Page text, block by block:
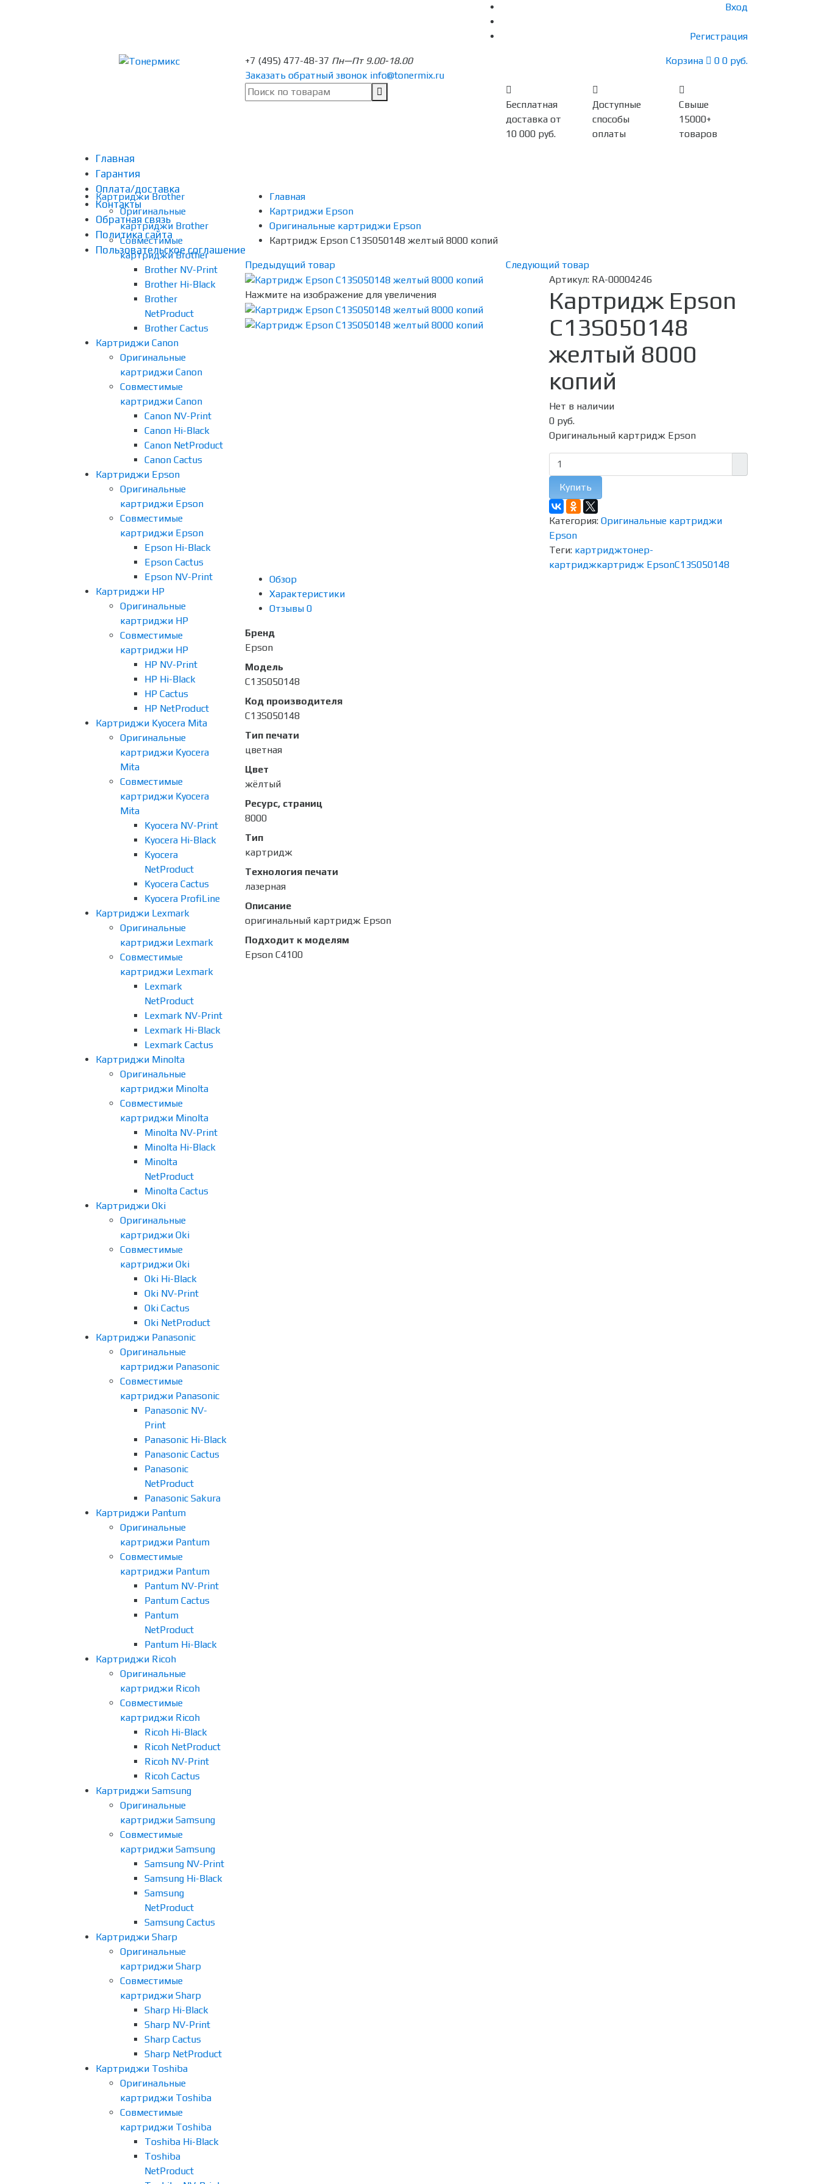
Вход
Регистрация
+7 (495) 477-48-37 Пн—Пт 9.00-18.00
Заказать обратный звонок info@tonermix.ru
Корзина 0 0 руб.
Бесплатная
доставка от
10 000 руб.
Доступные
способы
оплаты
Свыше
15000+
товаров
Главная
Гарантия
Оплата/доставка
Контакты
Обратная связь
Политика сайта
Пользовательское соглашение
Картриджи Brother
Оригинальные
картриджи Brother
Совместимые
картриджи Brother
Brother NV-Print
Brother Hi-Black
Brother
NetProduct
Brother Cactus
Картриджи Canon
Оригинальные
картриджи Canon
Совместимые
картриджи Canon
Canon NV-Print
Canon Hi-Black
Canon NetProduct
Canon Cactus
Картриджи Epson
Оригинальные
картриджи Epson
Совместимые
картриджи Epson
Epson Hi-Black
Epson Cactus
Epson NV-Print
Картриджи HP
Оригинальные
картриджи HP
Совместимые
картриджи HP
HP NV-Print
HP Hi-Black
HP Cactus
HP NetProduct
Картриджи Kyocera Mita
Оригинальные
картриджи Kyocera
Mita
Совместимые
картриджи Kyocera
Mita
Kyocera NV-Print
Kyocera Hi-Black
Kyocera
NetProduct
Kyocera Cactus
Kyocera ProfiLine
Картриджи Lexmark
Оригинальные
картриджи Lexmark
Совместимые
картриджи Lexmark
Lexmark
NetProduct
Lexmark NV-Print
Lexmark Hi-Black
Lexmark Cactus
Картриджи Minolta
Оригинальные
картриджи Minolta
Совместимые
картриджи Minolta
Minolta NV-Print
Minolta Hi-Black
Minolta
NetProduct
Minolta Cactus
Картриджи Oki
Оригинальные
картриджи Oki
Совместимые
картриджи Oki
Oki Hi-Black
Oki NV-Print
Oki Cactus
Oki NetProduct
Картриджи Panasonic
Оригинальные
картриджи Panasonic
Совместимые
картриджи Panasonic
Panasonic NV-
Print
Panasonic Hi-Black
Panasonic Cactus
Panasonic
NetProduct
Panasonic Sakura
Картриджи Pantum
Оригинальные
картриджи Pantum
Совместимые
картриджи Pantum
Pantum NV-Print
Pantum Cactus
Pantum
NetProduct
Pantum Hi-Black
Картриджи Ricoh
Оригинальные
картриджи Ricoh
Совместимые
картриджи Ricoh
Ricoh Hi-Black
Ricoh NetProduct
Ricoh NV-Print
Ricoh Cactus
Картриджи Samsung
Оригинальные
картриджи Samsung
Совместимые
картриджи Samsung
Samsung NV-Print
Samsung Hi-Black
Samsung
NetProduct
Samsung Cactus
Картриджи Sharp
Оригинальные
картриджи Sharp
Совместимые
картриджи Sharp
Sharp Hi-Black
Sharp NV-Print
Sharp Cactus
Sharp NetProduct
Картриджи Toshiba
Оригинальные
картриджи Toshiba
Совместимые
картриджи Toshiba
Toshiba Hi-Black
Toshiba
NetProduct
Главная
Картриджи Epson
Оригинальные картриджи Epson
Картридж Epson C13S050148 желтый 8000 копий
Предыдущий товар Следующий товар
Нажмите на изображение для увеличения
Артикул: RA-00004246
Картридж Epson
C13S050148
желтый 8000
копий
Нет в наличии
0 руб.
Оригинальный картридж Epson
Купить
Категория: Оригинальные картриджи
Epson
Теги: картриджтонер-
картриджкартридж EpsonC13S050148
Обзор
Характеристики
Отзывы 0
Бренд
Epson
Модель
C13S050148
Код производителя
C13S050148
Тип печати
цветная
Цвет
жёлтый
Ресурс, страниц
8000
Тип
картридж
Технология печати
лазерная
Описание
оригинальный картридж Epson
Подходит к моделям
Epson C4100